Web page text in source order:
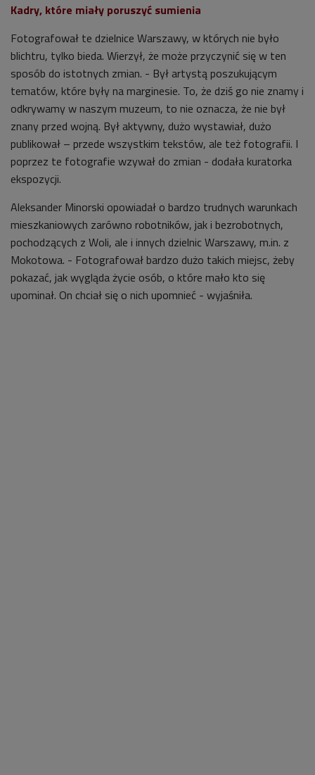
Kadry, które miały poruszyć sumienia
Fotografował te dzielnice Warszawy, w których nie było
blichtru, tylko bieda. Wierzył, że może przyczynić się w ten
sposób do istotnych zmian. - Był artystą poszukującym
tematów, które były na marginesie. To, że dziś go nie znamy i
odkrywamy w naszym muzeum, to nie oznacza, że nie był
znany przed wojną. Był aktywny, dużo wystawiał, dużo
publikował – przede wszystkim tekstów, ale też fotografii. I
poprzez te fotografie wzywał do zmian - dodała kuratorka
ekspozycji.
Aleksander Minorski opowiadał o bardzo trudnych warunkach
mieszkaniowych zarówno robotników, jak i bezrobotnych,
pochodzących z Woli, ale i innych dzielnic Warszawy, m.in. z
Mokotowa. - Fotografował bardzo dużo takich miejsc, żeby
pokazać, jak wygląda życie osób, o które mało kto się
upominał. On chciał się o nich upomnieć - wyjaśniła.